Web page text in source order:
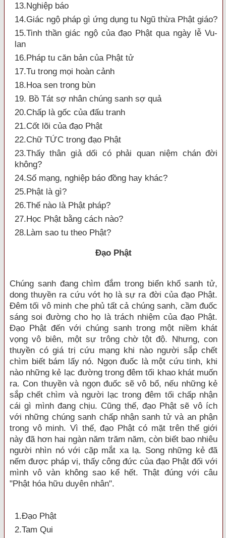
13.Nghiệp báo
14.Giác ngộ pháp gì ứng dụng tu Ngũ thừa Phật giáo?
15.Tinh thần giác ngộ của đạo Phật qua ngày lễ Vu-
lan
16.Pháp tu căn bản của Phật tử
17.Tu trong mọi hoàn cảnh
18.Hoa sen trong bùn
19. Bồ Tát sợ nhân chúng sanh sợ quả
20.Chấp là gốc của đấu tranh
21.Cốt lõi của đạo Phật
22.Chữ TỨC trong đạo Phật
23.Thấy thân giả dối có phải quan niệm chán đời
không?
24.Số mạng, nghiệp báo đồng hay khác?
25.Phật là gì?
26.Thế nào là Phật pháp?
27.Học Phật bằng cách nào?
28.Làm sao tu theo Phật?
Ðạo Phật
Chúng sanh đang chìm đắm trong biển khổ sanh tử,
dong thuyền ra cứu vớt họ là sự ra đời của đạo Phật.
Ðêm tối vô minh che phủ tất cả chúng sanh, cầm đuốc
sáng soi đường cho họ là trách nhiệm của đạo Phật.
Ðạo Phật đến với chúng sanh trong một niềm khát
vọng vô biên, một sự trông chờ tột độ. Nhưng, con
thuyền có giá trị cứu mạng khi nào người sắp chết
chìm biết bám lấy nó. Ngọn đuốc là một cứu tinh, khi
nào những kẻ lạc đường trong đêm tối khao khát muốn
ra. Con thuyền và ngọn đuốc sẽ vô bổ, nếu những kẻ
sắp chết chìm và người lạc trong đêm tối chấp nhận
cái gì mình đang chịu. Cũng thế, đạo Phật sẽ vô ích
với những chúng sanh chấp nhận sanh tử và an phận
trong vô minh. Vì thế, đạo Phật có mặt trên thế giới
này đã hơn hai ngàn năm trăm năm, còn biết bao nhiêu
người nhìn nó với cặp mắt xa lạ. Song những kẻ đã
nếm được pháp vị, thấy công đức của đạo Phật đối với
mình vô vàn không sao kể hết. Thật đúng với câu
"Phật hóa hữu duyên nhân".
1.Ðạo Phật
2.Tam Qui